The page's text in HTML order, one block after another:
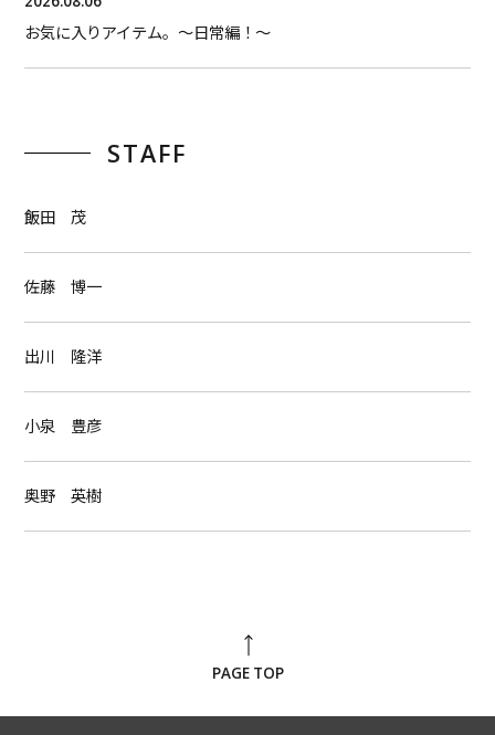
お気に入りアイテム。〜日常編！〜
STAFF
飯田 茂
佐藤 博一
出川 隆洋
小泉 豊彦
奥野 英樹
PAGE TOP